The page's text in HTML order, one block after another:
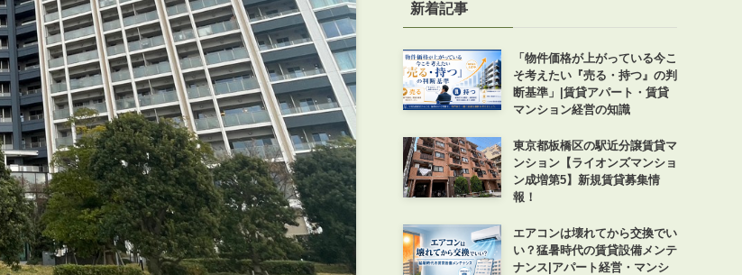
新着記事
「物件価格が上がっている今こ
そ考えたい『売る・持つ』の判
断基準」|賃貸アパート・賃貸
マンション経営の知識
東京都板橋区の駅近分譲賃貸マ
ンション【ライオンズマンショ
ン成増第5】新規賃貸募集情
報！
エアコンは壊れてから交換でい
い？猛暑時代の賃貸設備メンテ
ナンス|アパート経営・マンシ